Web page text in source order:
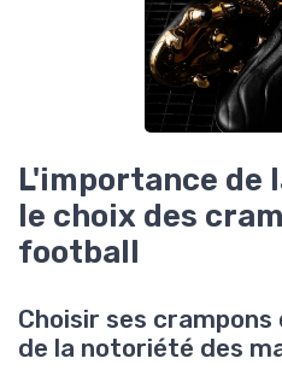
L'importance de
le choix des
football
Choisir ses
de la notoriété des